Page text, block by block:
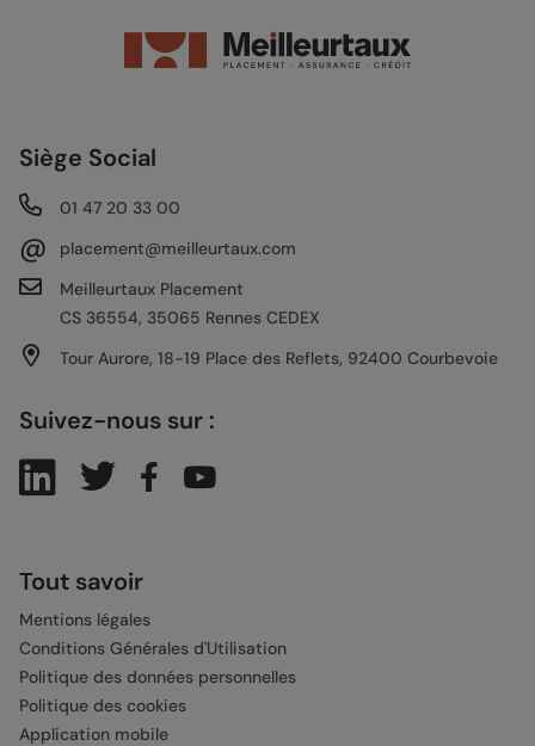
Siège Social
01 47 20 33 00
@
placement@meilleurtaux.com
Meilleurtaux Placement
CS 36554, 35065 Rennes CEDEX
Tour Aurore, 18-19 Place des Reflets, 92400 Courbevoie
Suivez-nous sur :
Tout savoir
Mentions légales
Conditions Générales d'Utilisation
Politique des données personnelles
Politique des cookies
Application mobile